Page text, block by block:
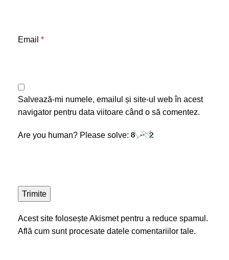
Email *
Salvează-mi numele, emailul și site-ul web în acest
navigator pentru data viitoare când o să comentez.
Are you human? Please solve:
Acest site folosește Akismet pentru a reduce spamul.
Află cum sunt procesate datele comentariilor tale.